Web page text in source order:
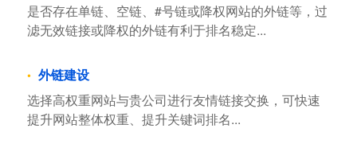
是否存在单链、空链、#号链或降权网站的外链等，过
滤无效链接或降权的外链有利于排名稳定...
外链建设
选择高权重网站与贵公司进行友情链接交换，可快速
提升网站整体权重、提升关键词排名...